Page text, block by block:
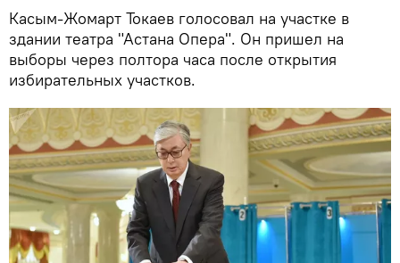
Касым-Жомарт Токаев голосовал на участке в
здании театра "Астана Опера". Он пришел на
выборы через полтора часа после открытия
избирательных участков.